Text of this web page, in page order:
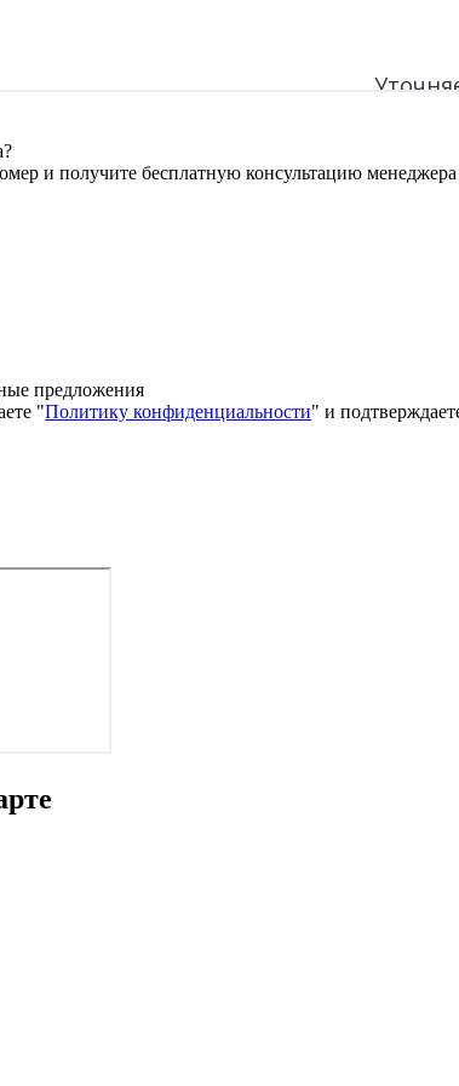
и получите бесплатную консультацию менеджера
предложения
"Политику конфиденциальности" и